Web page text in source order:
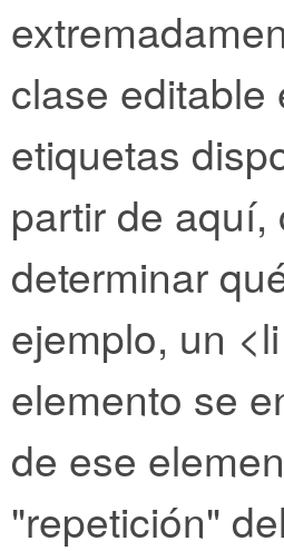
clase editable
etiquetas
partir de
determinar
ejemplo, un
elemento se
de ese
"repetición"